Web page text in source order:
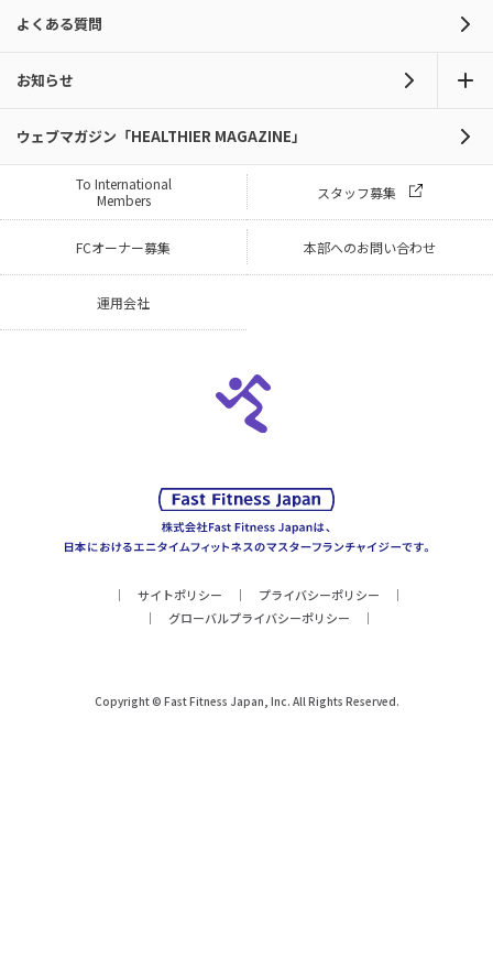
よくある質問
お知らせ
ウェブマガジン「HEALTHIER MAGAZINE」
To International
Members
スタッフ募集
FCオーナー募集 本部へのお問い合わせ
運用会社
サイトポリシー
プライバシーポリシー
グローバルプライバシーポリシー
Copyright © Fast Fitness Japan, Inc. All Rights Reserved.